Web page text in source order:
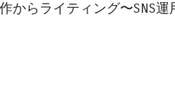
らライティング〜SNS運